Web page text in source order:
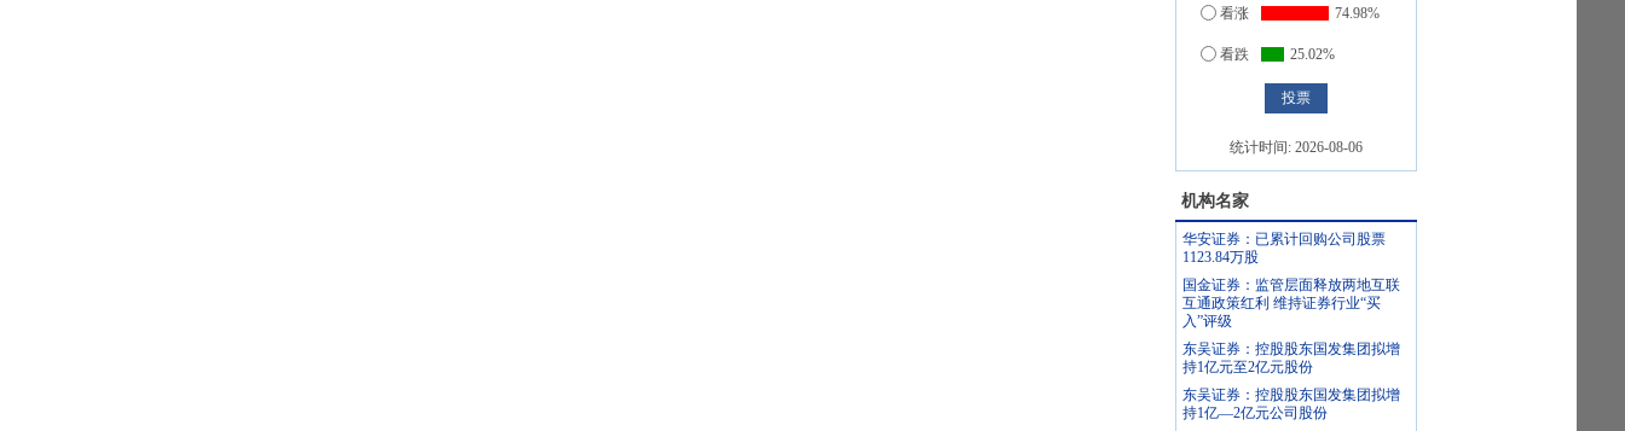
看涨 74.98%
看跌 25.02%
统计时间: 2026-08-06
机构名家
华安证券：已累计回购公司股票
1123.84万股
国金证券：监管层面释放两地互联
互通政策红利 维持证券行业“买
入”评级
东吴证券：控股股东国发集团拟增
持1亿元至2亿元股份
东吴证券：控股股东国发集团拟增
持1亿—2亿元公司股份